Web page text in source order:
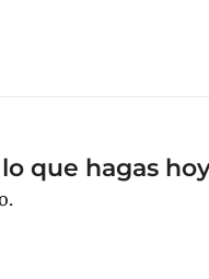
lo que hagas